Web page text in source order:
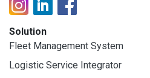
Solution
Fleet Management System
Logistic Service Integrator